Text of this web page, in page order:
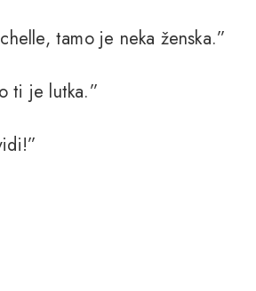
tamo je neka ženska.”
ti je lutka.”